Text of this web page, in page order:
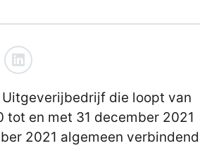
Uitgeverijbedrijf die loopt van
tot en met 31 december 2021
2021 algemeen verbindend